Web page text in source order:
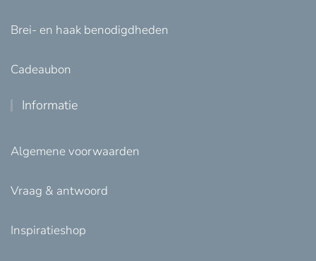
Brei- en haak benodigdheden
Cadeaubon
Informatie
Algemene voorwaarden
Vraag & antwoord
Inspiratieshop